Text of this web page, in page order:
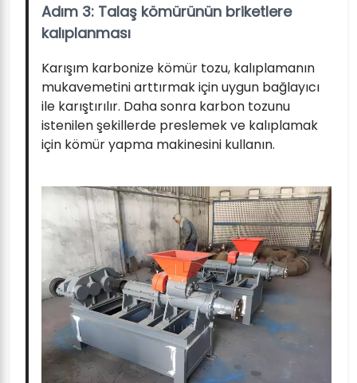
Adım 3: Talaş kömürünün briketlere
kalıplanması
Karışım karbonize kömür tozu, kalıplamanın
mukavemetini arttırmak için uygun bağlayıcı
ile karıştırılır. Daha sonra karbon tozunu
istenilen şekillerde preslemek ve kalıplamak
için kömür yapma makinesini kullanın.